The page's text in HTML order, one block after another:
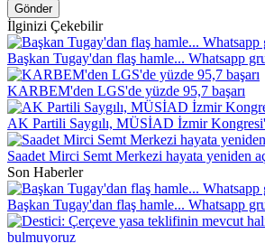
Gönder
İlginizi Çekebilir
Başkan Tugay'dan flaş hamle... Whatsapp
KARBEM'den LGS'de yüzde 95,7 başarı
AK Partili Saygılı, MÜSİAD İzmir
Saadet Mirci Semt Merkezi hayata yeniden
Son Haberler
Başkan Tugay'dan flaş hamle... Whatsapp